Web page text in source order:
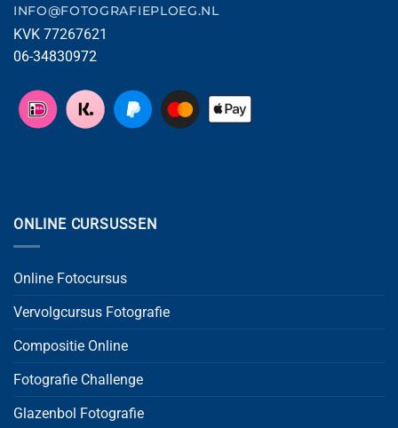
INFO@FOTOGRAFIEPLOEG.NL
KVK 77267621
06-34830972
ONLINE CURSUSSEN
Online Fotocursus
Vervolgcursus Fotografie
Compositie Online
Fotografie Challenge
Glazenbol Fotografie